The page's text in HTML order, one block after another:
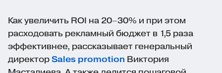
Как увеличить ROI на 20–30% и при этом
расходовать рекламный бюджет в 1,5 раза
эффективнее, рассказывает генеральный
директор Sales promotion Виктория